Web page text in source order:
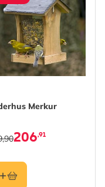
Merkur
206,91